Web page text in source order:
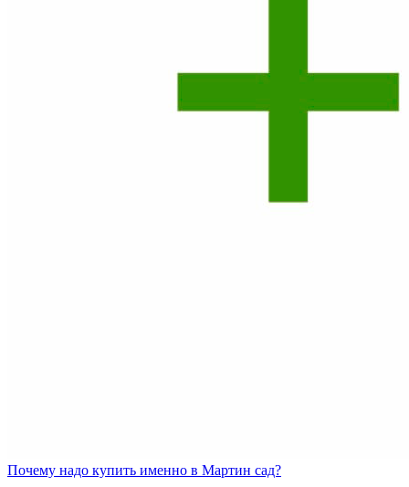
Почему надо купить именно в Мартин сад?